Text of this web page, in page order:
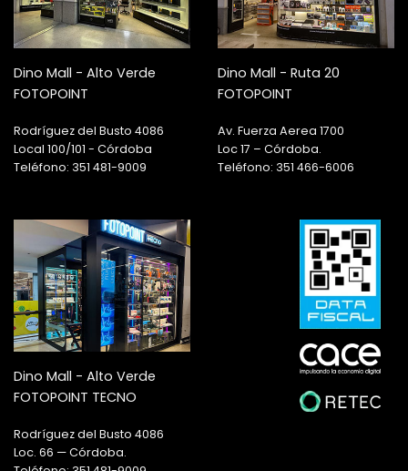
Dino Mall - Alto Verde
FOTOPOINT
Rodríguez del Busto 4086
Local 100/101 - Córdoba
Teléfono: 351 481-9009
Dino Mall - Ruta 20
FOTOPOINT
Av. Fuerza Aerea 1700
Loc 17 – Córdoba.
Teléfono: 351 466-6006
Dino Mall - Alto Verde
FOTOPOINT TECNO
Rodríguez del Busto 4086
Loc. 66 — Córdoba.